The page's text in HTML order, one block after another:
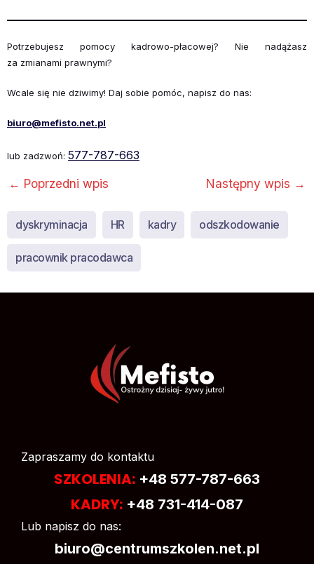
Potrzebujesz pomocy kadrowo-płacowej? Nie nadążasz
za zmianami prawnymi?
Wcale się nie dziwimy! Daj sobie pomóc, napisz do nas:
biuro@mefisto.net.pl
lub zadzwoń: 577-787-663
← Poprzedni wpis Następny wpis →
dyskryminacja HR kadry odszkodowanie
pracownik pracodawca
Zapraszamy do kontaktu
SZKOLENIA: +48 577-787-663
KADRY: +48 731-414-087
Lub napisz do nas:
biuro@centrumszkolen.net.pl